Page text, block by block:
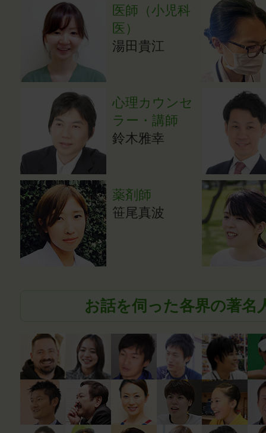
医師（小児科
医）
湯田貴江
心理カウンセ
ラー・講師
鈴木雅幸
薬剤師
笹尾真波
お話を伺った各界の著名